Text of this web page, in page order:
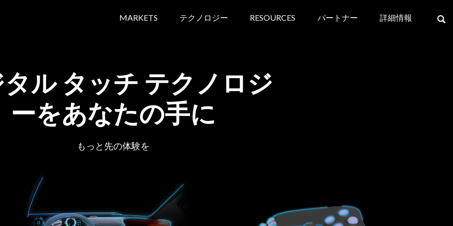
MARKETS テクノロジー RESOURCES パートナー 詳細情報
ル タッチ テクノロジ
ーをあなたの手に
もっと先の体験を